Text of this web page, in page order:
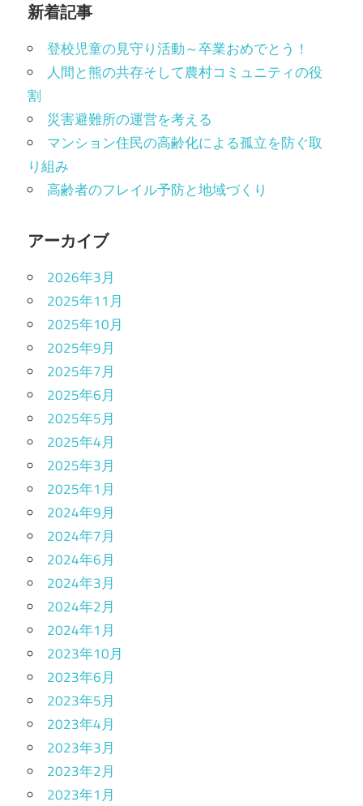
新着記事
登校児童の見守り活動～卒業おめでとう！
人間と熊の共存そして農村コミュニティの役
割
災害避難所の運営を考える
マンション住民の高齢化による孤立を防ぐ取
り組み
高齢者のフレイル予防と地域づくり
アーカイブ
2026年3月
2025年11月
2025年10月
2025年9月
2025年7月
2025年6月
2025年5月
2025年4月
2025年3月
2025年1月
2024年9月
2024年7月
2024年6月
2024年3月
2024年2月
2024年1月
2023年10月
2023年6月
2023年5月
2023年4月
2023年3月
2023年2月
2023年1月